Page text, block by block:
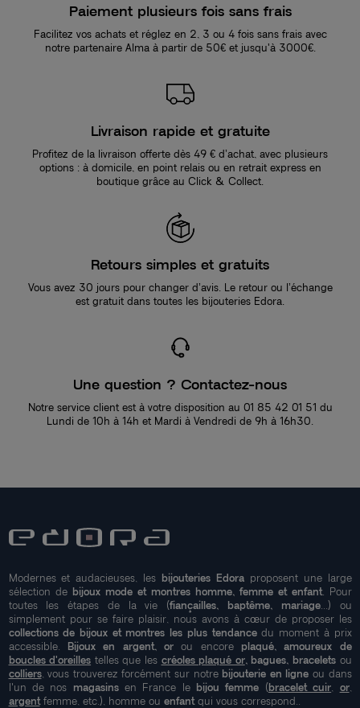
Paiement plusieurs fois sans frais
Facilitez vos achats et réglez en 2, 3 ou 4 fois sans frais avec
notre partenaire Alma à partir de 50€ et jusqu'à 3000€.
Livraison rapide et gratuite
Profitez de la livraison offerte dès 49 € d’achat, avec plusieurs
options : à domicile, en point relais ou en retrait express en
boutique grâce au Click & Collect.
Retours simples et gratuits
Vous avez 30 jours pour changer d’avis. Le retour ou l’échange
est gratuit dans toutes les bijouteries Edora.
Une question ? Contactez-nous
Notre service client est à votre disposition au 01 85 42 01 51 du
Lundi de 10h à 14h et Mardi à Vendredi de 9h à 16h30.
Modernes et audacieuses, les bijouteries Edoraproposent une large
sélection de bijoux mode et montres homme, femme et enfant. Pour
toutes les étapes de la vie (fiançailles, baptême, mariage...) ou
simplement pour se faire plaisir, nous avons à cœur de proposer les
collections de bijoux et montres les plus tendancedu moment à prix
accessible. Bijoux en argent, orou encore plaqué, amoureux de
boucles d'oreilles telles que les créoles plaqué or, bagues, braceletsou
colliers, vous trouverez forcément sur notre bijouterie en ligne ou dans
l'un de nos magasinsen France le bijou femme (bracelet cuir or,
argentfemme, etc.), homme ou enfantqui vous correspond..